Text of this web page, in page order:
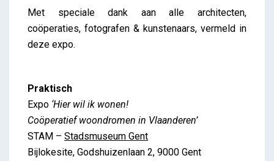
Met speciale dank aan alle architecten,
coöperaties, fotografen & kunstenaars, vermeld in
deze expo.
Praktisch
Expo ‘Hier wil ik wonen!
Coöperatief woondromen in Vlaanderen’
STAM – Stadsmuseum Gent
Bijlokesite, Godshuizenlaan 2, 9000 Gent